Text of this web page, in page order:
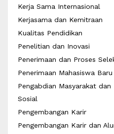
Kerja Sama Internasional
Kerjasama dan Kemitraan
Kualitas Pendidikan
Penelitian dan Inovasi
Penerimaan dan Proses
Penerimaan Mahasiswa Baru
Pengabdian Masyarakat dan
Sosial
Pengembangan Karir
Pengembangan Karir dan